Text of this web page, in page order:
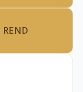
REND